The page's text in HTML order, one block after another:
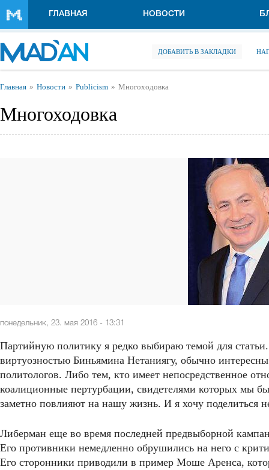
ГЛАВНАЯ НОВОСТИ
ДОБАВИТЬ В ЗАКЛАДКИ
Вы здесь
Главная Новости Publicism Многоходовка
Многоходовка
понедельник, 23. мая 2016 - 13:31
Партийную политику я редко выбираю темой для
виртуозностью Биньямина Нетаниягу, обычно
политологов. Либо тем, кто имеет непосредственное
коалиционные пертурбации, свидетелями которых мы
заметно повлияют на нашу жизнь. И я хочу поделиться
Либерман еще во время последней предвыборной
Его противники немедленно обрушились на него с
Его сторонники приводили в пример Моше Аренса,